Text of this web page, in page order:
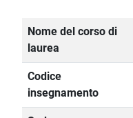
Nome del corso di
laurea
Codice
insegnamento